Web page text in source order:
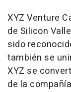
XYZ Venture
de Silicon
sido
también se
XYZ se
de la